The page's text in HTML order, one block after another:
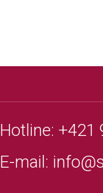
Hotline: +421
E-mail: